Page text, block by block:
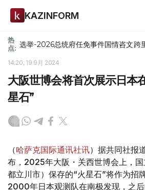
KAZINFORM
热
点: 选举-2026总统府任免事件国情咨文跨
14:20, 19 9月 2024
大阪世博会将首次展示日本
星石”
（哈萨克国际通讯社讯）据共同社报
布，2025年大阪・关西世博会上，
都立川市）保存的“火星石”将作为招
2000年日本观测队在南极发现，之